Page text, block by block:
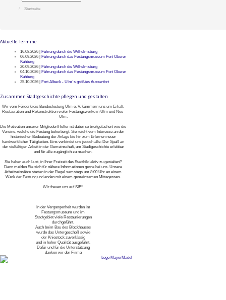
Startseite
Aktuelle Termine
16.08.2026 |
Führung durch die Wilhelmsburg
06.09.2026 |
Führung durch das Festungsmuseum Fort Oberer
Kuhberg
20.09.2026 |
Führung durch die Wilhelmsburg
04.10.2026 |
Führung durch das Festungsmuseum Fort Oberer
Kuhberg
25.10.2026 |
Fort Albeck - Ulm`s größtes Aussenfort
Zusammen Stadtgeschichte pflegen und gestalten
Wir vom Förderkreis Bundesfestung Ulm e. V. kümmern uns um Erhalt,
Restauration und Rekonstruktion vieler Festungswerke in Ulm und Neu-
Ulm.
Die Motivation unserer Mitglieder/Helfer ist dabei so breitgefächert wie die
Vereine, welche die Festung beherbergt. Sie reicht vom Interesse an der
historischen Bedeutung der Anlage bis hin zum Erlernen neuer
handwerklicher Tätigkeiten. Eins verbindet uns jedoch alle: Der Spaß an
der vielfältigen Arbeit in der Gemeinschaft, um Stadtgeschichte erlebbar
und für alle zugänglich zu machen.
Sie haben auch Lust, in Ihrer Freizeit das Stadtbild aktiv zu gestalten?
Dann melden Sie sich für nähere Informationen gerne bei uns. Unsere
Arbeitseinsätze starten in der Regel samstags um 8:00 Uhr an einem
Werk der Festung und enden mit einem gemeinsamen Mittagessen.
Wir freuen uns auf SIE!!
In der Vergangenheit wurden im
Festungsmuseum und im
Stadtgebiet viele Restaurierungen
durchgeführt.
Auch beim Bau des Blockhauses
wurde das Untergeschoß sowie
der Kniestock zuverlässig
und in hoher Qualität ausgeführt.
Dafür und für die Unterstützung
danken wir der Firma